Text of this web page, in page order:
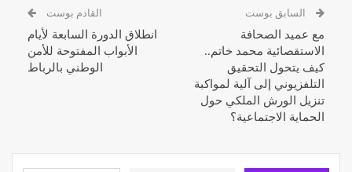
السابق بوست
مع عميد الصحافة
الاستقصائية محمد خاتم..
كيف يتحول التحقيق
التلفزيوني إلى آلية لمواكبة
تنزيل الورش الملكي حول
الحماية الاجتماعية؟
القادم بوست
انطلاق الدورة السابعة لأيام
الأبواب المفتوحة للأمن
الوطني بالرباط